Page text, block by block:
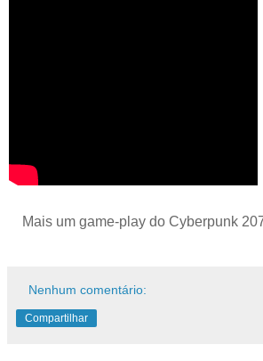
Mais um game-play do Cyberpunk
Nenhum comentário:
Compartilhar